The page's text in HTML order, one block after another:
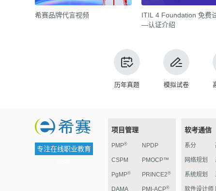
希赛品牌代言视频
ITIL 4 Foundation 免费
—认证介绍
历年真题 模拟试卷
专注在线职业教育
项目管理
PMP® NPDP
CSPM PMOCP™
PgMP® PRINCE2®
DAMA PMI-ACP®
软考通信
系分
网络规划
系统规划
软件设计师